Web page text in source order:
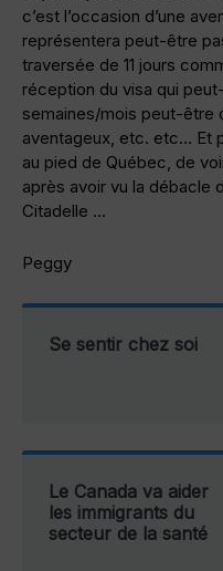
c’est l’occasion d’une
représentera peut-être
traversée de 11 jours
réception du visa qui
semaines/mois peut-être
aventageux, etc. etc… Et
au pied de Québec, de
après avoir vu la débacle
Citadelle …
Peggy
Se sentir chez soi
Le Canada va aider
les immigrants du
secteur de la santé